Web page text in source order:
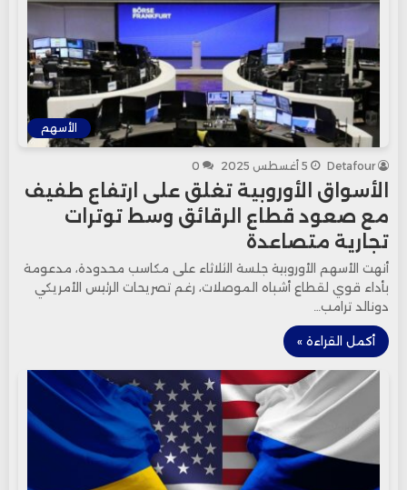
الأسهم
Detafour 5 أغسطس 2025 0
الأسواق الأوروبية تغلق على ارتفاع طفيف
مع صعود قطاع الرقائق وسط توترات
تجارية متصاعدة
أنهت الأسهم الأوروبية جلسة الثلاثاء على مكاسب محدودة، مدعومة
بأداء قوي لقطاع أشباه الموصلات، رغم تصريحات الرئيس الأمريكي
دونالد ترامب…
أكمل القراءة »